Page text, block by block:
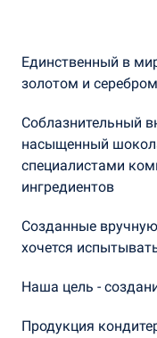
Единственный в
золотом и
Соблазнительный
насыщенный
специалистами
ингредиентов
Созданные
хочется
Наша цель -
Продукция